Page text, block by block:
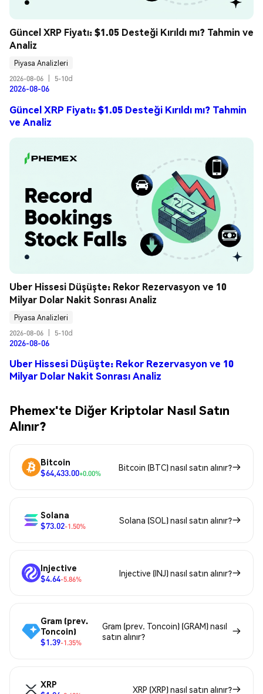
Güncel XRP Fiyatı: $1.05 Desteği Kırıldı mı? Tahmin ve
Analiz
Piyasa Analizleri
2026-08-06
5-10d
2026-08-06
Güncel XRP Fiyatı: $1.05 Desteği Kırıldı mı? Tahmin
ve Analiz
Uber Hissesi Düşüşte: Rekor Rezervasyon ve 10
Milyar Dolar Nakit Sonrası Analiz
Piyasa Analizleri
2026-08-06
5-10d
2026-08-06
Uber Hissesi Düşüşte: Rekor Rezervasyon ve 10
Milyar Dolar Nakit Sonrası Analiz
Phemex'te Diğer Kriptolar Nasıl Satın
Alınır?
Bitcoin
$64,433.00+0.00%
Bitcoin (BTC) nasıl satın alınır?
Solana
$73.02-1.50%
Solana (SOL) nasıl satın alınır?
Injective
$4.64-5.86%
Injective (INJ) nasıl satın alınır?
Gram (prev.
Toncoin)
$1.39-1.35%
Gram (prev. Toncoin) (GRAM) nasıl
satın alınır?
XRP
XRP (XRP) nasıl satın alınır?